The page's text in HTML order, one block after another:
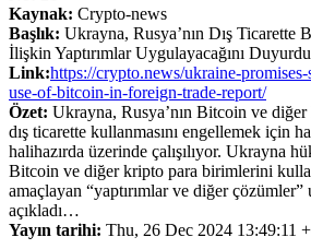
Kaynak: Crypto-news
Başlık: Ukrayna, Rusya’nın Dış Ticarette
İlişkin Yaptırımlar Uygulayacağını
Link:https://crypto.news/ukraine-
use-of-bitcoin-in-foreign-trade-report/
Özet: Ukrayna, Rusya’nın Bitcoin ve
dış ticarette kullanmasını engellemek için
halihazırda üzerinde çalışılıyor. Ukrayna
Bitcoin ve diğer kripto para birimlerini
amaçlayan “yaptırımlar ve diğer çözümler”
açıkladı…
Yayın tarihi: Thu, 26 Dec 2024 13:49:11